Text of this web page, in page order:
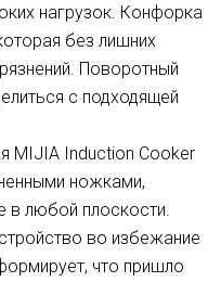
нагрузок. Конфорка
без лишних
Поворотный
с подходящей
MIJIA Induction Cooker
ножками,
любой плоскости.
во избежание
что пришло